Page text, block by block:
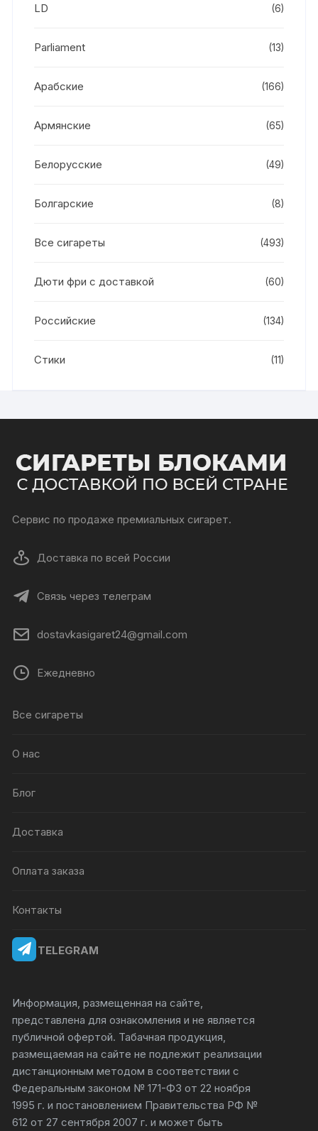
LD (6)
Parliament (13)
Арабские (166)
Армянские (65)
Белорусские (49)
Болгарские (8)
Все сигареты (493)
Дюти фри с доставкой (60)
Российские (134)
Стики (11)
Сервис по продаже премиальных сигарет.
Доставка по всей России
Связь через телеграм
dostavkasigaret24@gmail.com
Ежедневно
Все сигареты
О нас
Блог
Доставка
Оплата заказа
Контакты
TELEGRAM
Информация, размещенная на сайте,
представлена для ознакомления и не является
публичной офертой. Табачная продукция,
размещаемая на сайте не подлежит реализации
дистанционным методом в соответствии с
Федеральным законом № 171-ФЗ от 22 ноября
1995 г. и постановлением Правительства РФ №
612 от 27 сентября 2007 г. и может быть